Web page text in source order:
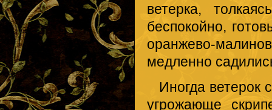
ветерка,
беспокойно,
оранжево-
медленно
Иногда ветерок
угрожающе